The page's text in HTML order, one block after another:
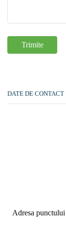
DATE DE CONTACT
Adresa